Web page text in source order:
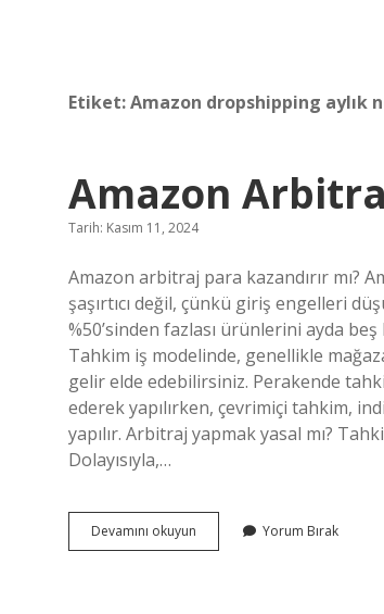
Etiket:Amazon dropshipping aylık
Amazon
Tarih: Kasım 11, 2024
Amazon arbitraj para kazandırır mı?
şaşırtıcı değil, çünkü giriş engelleri
%50’sinden fazlası ürünlerini ayda
Tahkim iş modelinde, genellikle
gelir elde edebilirsiniz. Perakende
ederek yapılırken, çevrimiçi tahkim,
yapılır. Arbitraj yapmak yasal mı?
Dolayısıyla,…
Devamını okuyun Amazon
Arbitraj
Yorum Bırak